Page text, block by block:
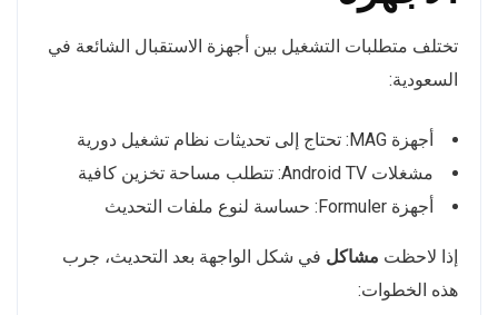
تختلف متطلبات التشغيل بين أجهزة الاستقبال الشائعة في
السعودية:
أجهزة MAG: تحتاج إلى تحديثات نظام تشغيل دورية
مشغلات Android TV: تتطلب مساحة تخزين كافية
أجهزة Formuler: حساسة لنوع ملفات التحديث
إذا لاحظت مشاكل في شكل الواجهة بعد التحديث، جرب
هذه الخطوات: